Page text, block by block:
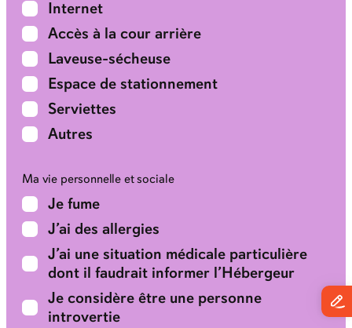
Internet
Accès à la cour arrière
Laveuse-sécheuse
Espace de stationnement
Serviettes
Autres
Ma vie personnelle et sociale
Je fume
J’ai des allergies
J’ai une situation médicale particulière
dont il faudrait informer l’Hébergeur
Je considère être une personne
introvertie